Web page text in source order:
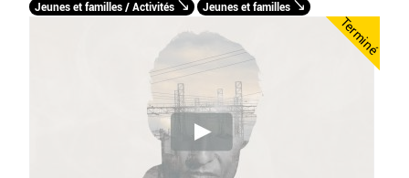
Jeunes et familles / Activités Jeunes et familles
Terminé